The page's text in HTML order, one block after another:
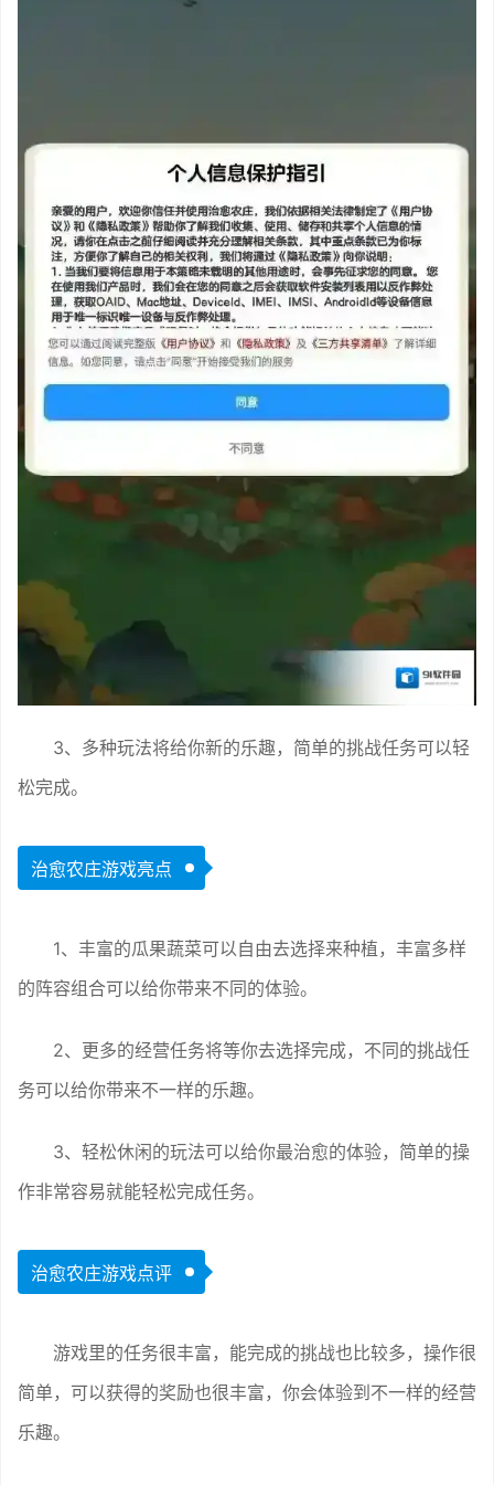
3、多种玩法将给你新的乐趣，简单的挑战任务可以轻
松完成。
治愈农庄游戏亮点
1、丰富的瓜果蔬菜可以自由去选择来种植，丰富多样
的阵容组合可以给你带来不同的体验。
2、更多的经营任务将等你去选择完成，不同的挑战任
务可以给你带来不一样的乐趣。
3、轻松休闲的玩法可以给你最治愈的体验，简单的操
作非常容易就能轻松完成任务。
治愈农庄游戏点评
游戏里的任务很丰富，能完成的挑战也比较多，操作很
简单，可以获得的奖励也很丰富，你会体验到不一样的经营
乐趣。